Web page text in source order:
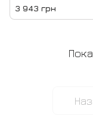
3 943 грн